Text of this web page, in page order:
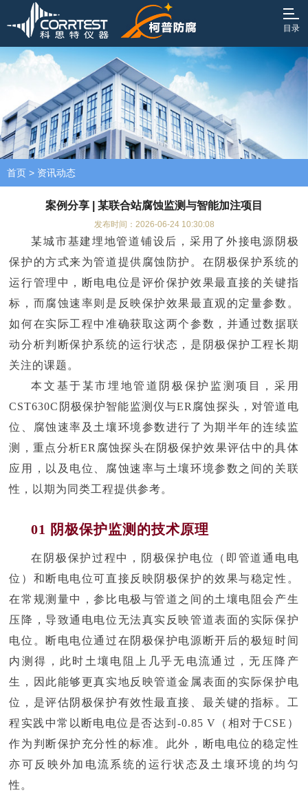
目录
首页 > 资讯动态
案例分享 | 某联合站腐蚀监测与智能加注项目
发布时间：2026-06-24 10:30:08
某城市基建埋地管道铺设后，采用了外接电源阴极
保护的方式来为管道提供腐蚀防护。在阴极保护系统的
运行管理中，断电电位是评价保护效果最直接的关键指
标，而腐蚀速率则是反映保护效果最直观的定量参数。
如何在实际工程中准确获取这两个参数，并通过数据联
动分析判断保护系统的运行状态，是阴极保护工程长期
关注的课题。
本文基于某市埋地管道阴极保护监测项目，采用
CST630C阴极保护智能监测仪与ER腐蚀探头，对管道电
位、腐蚀速率及土壤环境参数进行了为期半年的连续监
测，重点分析ER腐蚀探头在阴极保护效果评估中的具体
应用，以及电位、腐蚀速率与土壤环境参数之间的关联
性，以期为同类工程提供参考。
01 阴极保护监测的技术原理
在阴极保护过程中，阴极保护电位（即管道通电电
位）和断电电位可直接反映阴极保护的效果与稳定性。
在常规测量中，参比电极与管道之间的土壤电阻会产生
压降，导致通电电位无法真实反映管道表面的实际保护
电位。断电电位通过在阴极保护电源断开后的极短时间
内测得，此时土壤电阻上几乎无电流通过，无压降产
生，因此能够更真实地反映管道金属表面的实际保护电
位，是评估阴极保护有效性最直接、最关键的指标。工
程实践中常以断电电位是否达到-0.85 V（相对于CSE）
作为判断保护充分性的标准。此外，断电电位的稳定性
亦可反映外加电流系统的运行状态及土壤环境的均匀
性。